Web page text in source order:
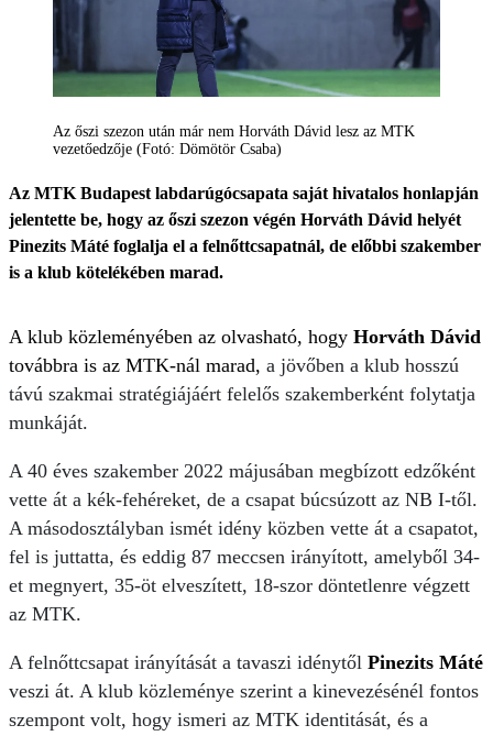
Az őszi szezon után már nem Horváth Dávid lesz az MTK
vezetőedzője (Fotó: Dömötör Csaba)
Az MTK Budapest labdarúgócsapata saját hivatalos honlapján
jelentette be, hogy az őszi szezon végén Horváth Dávid helyét
Pinezits Máté foglalja el a felnőttcsapatnál, de előbbi szakember
is a klub kötelékében marad.
A klub közleményében az olvasható, hogy Horváth Dávid
továbbra is az MTK-nál marad, a jövőben a klub hosszú
távú szakmai stratégiájáért felelős szakemberként folytatja
munkáját.
A 40 éves szakember 2022 májusában megbízott edzőként
vette át a kék-fehéreket, de a csapat búcsúzott az NB I-től.
A másodosztályban ismét idény közben vette át a csapatot,
fel is juttatta, és eddig 87 meccsen irányított, amelyből 34-
et megnyert, 35-öt elveszített, 18-szor döntetlenre végzett
az MTK.
A felnőttcsapat irányítását a tavaszi idénytől Pinezits Máté
veszi át. A klub közleménye szerint a kinevezésénél fontos
szempont volt, hogy ismeri az MTK identitását, és a